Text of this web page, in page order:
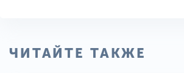
ЧИТАЙТЕ ТАКЖЕ